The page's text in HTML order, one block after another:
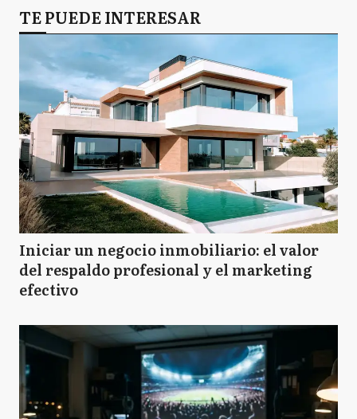
TE PUEDE INTERESAR
Iniciar un negocio inmobiliario: el valor
del respaldo profesional y el marketing
efectivo